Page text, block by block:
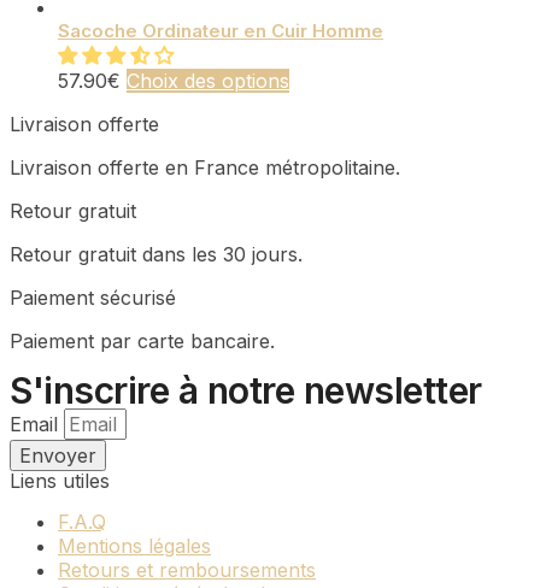
choisies
a
être
Sacoche Ordinateur en Cuir Homme
57.90€ Choix des options
variations.
peuvent
du
Livraison offerte
Livraison offerte en France métropolitaine.
Retour gratuit
Retour gratuit dans les 30 jours.
Paiement sécurisé
Paiement par carte bancaire.
S'inscrire à notre newsletter
Email
Envoyer
Liens utiles
F.A.Q
Mentions légales
Retours et remboursements